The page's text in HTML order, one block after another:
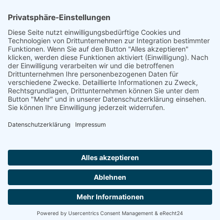
Footer
Cookie-Einstellungen Datenschutz
Impressum
intern
by